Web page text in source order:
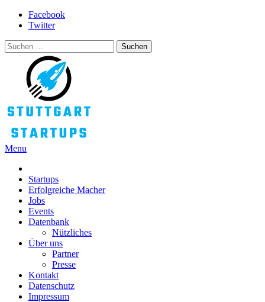
Skip
Facebook
Twitter
Suchen
nach:
Württemberg
Menu
Startups
Erfolgreiche Macher
Jobs
Events
Datenbank
Nützliches
Über uns
Partner
Presse
Kontakt
Datenschutz
Impressum